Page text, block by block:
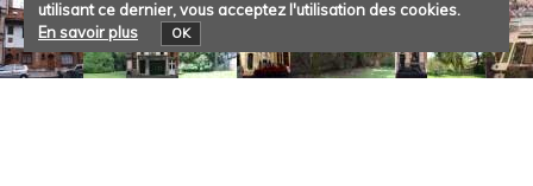
utilisant ce dernier, vous acceptez l'utilisation des cookies.
En savoir plus
OK